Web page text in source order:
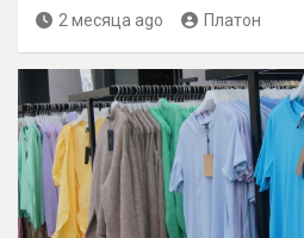
2 месяца ago Платон